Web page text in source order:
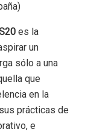
es la
un
sólo a una
que
en la
prácticas de
e